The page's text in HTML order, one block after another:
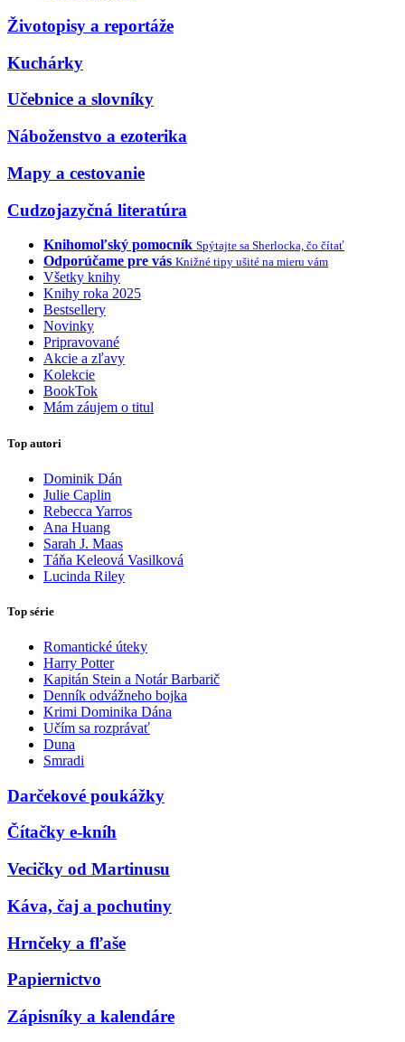
Životopisy a reportáže
Kuchárky
Učebnice a slovníky
Náboženstvo a ezoterika
Mapy a cestovanie
Cudzojazyčná literatúra
Knihomoľský pomocník Spýtajte sa Sherlocka, čo čítať
Odporúčame pre vás Knižné tipy ušité na mieru vám
Všetky knihy
Knihy roka 2025
Bestsellery
Novinky
Pripravované
Akcie a zľavy
Kolekcie
BookTok
Mám záujem o titul
Top autori
Dominik Dán
Julie Caplin
Rebecca Yarros
Ana Huang
Sarah J. Maas
Táňa Keleová Vasilková
Lucinda Riley
Top série
Romantické úteky
Harry Potter
Kapitán Stein a Notár Barbarič
Denník odvážneho bojka
Krimi Dominika Dána
Učím sa rozprávať
Duna
Smradi
Darčekové poukážky
Čítačky e-kníh
Vecičky od Martinusu
Káva, čaj a pochutiny
Hrnčeky a fľaše
Papiernictvo
Zápisníky a kalendáre